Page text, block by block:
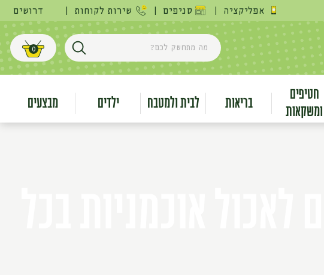
דרושים שירות לקוחות סניפים אפליקציה
מה מתחשק לכם?
חפש עגלת קניות
0
חטיפים
ומשקאות
בריאות לבית ולמטבח ילדים מבצעים